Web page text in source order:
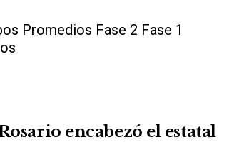
Promedios Fase 2 Fase 1
encabezó el estatal